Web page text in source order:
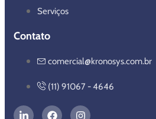
Serviços
Contato
comercial@kronosys.com.br
(11) 91067 - 4646